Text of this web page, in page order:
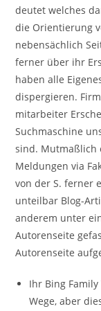
deutet welches
die Orientierung
nebensächlich
ferner über ihr
haben alle
dispergieren.
mitarbeiter
Suchmaschine
sind. Mutmaßlich
Meldungen via
von der S. ferner
unteilbar Blog-
anderem unter
Autorenseite
Autorenseite
Ihr Bing
Wege, aber